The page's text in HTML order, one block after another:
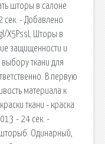
шторы в салоне
сек. - Добавлено
X5PssL Шторы в
защищенности и
ткани для
В первую
материала к
ткани - краска
- 24 сек. -
Одинарный,